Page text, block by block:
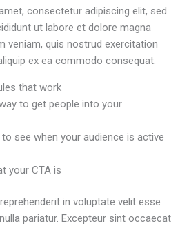
consectetur adipiscing elit, sed
ut labore et dolore magna
veniam, quis nostrud exercitation
ex ea commodo consequat.
that work
to get people into your
see when your audience is active
your CTA is
in voluptate velit esse
pariatur. Excepteur sint occaecat